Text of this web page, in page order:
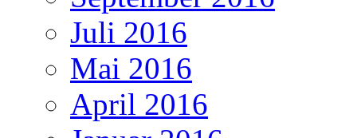
Juli 2016
Mai 2016
April 2016